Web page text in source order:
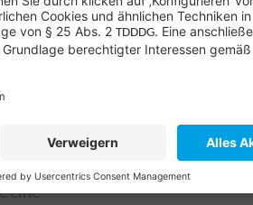
die zum Ziel
oder Module
jedes Modul
durch die die
Themas können
gestellt
eine